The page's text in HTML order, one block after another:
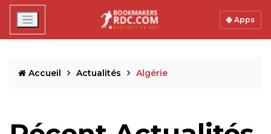
Apps
Accueil Actualités Algérie